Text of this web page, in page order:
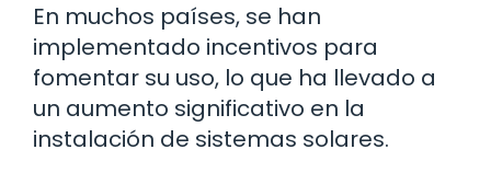
En muchos países, se han
implementado incentivos para
fomentar su uso, lo que ha llevado a
un aumento significativo en la
instalación de sistemas solares.